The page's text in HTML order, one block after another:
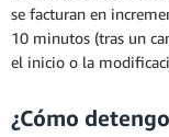
se facturan en
10 minutos (tras un
el inicio o la
¿Cómo